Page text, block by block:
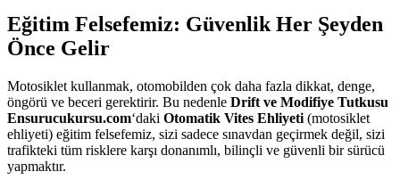
Eğitim Felsefemiz: Güvenlik Her Şeyden
Önce Gelir
Motosiklet kullanmak, otomobilden çok daha fazla dikkat, denge,
öngörü ve beceri gerektirir. Bu nedenle Drift ve Modifiye Tutkusu
Ensurucukursu.com‘daki Otomatik Vites Ehliyeti (motosiklet
ehliyeti) eğitim felsefemiz, sizi sadece sınavdan geçirmek değil, sizi
trafikteki tüm risklere karşı donanımlı, bilinçli ve güvenli bir sürücü
yapmaktır.